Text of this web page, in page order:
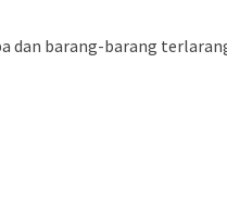
barang-barang